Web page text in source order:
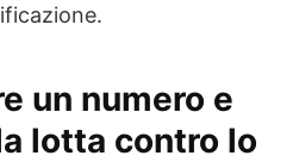
un numero e
lotta contro lo